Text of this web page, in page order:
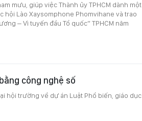
mưu, giúp việc Thành ủy TPHCM dành một
hội Lào Xaysomphone Phomvihane và trao
– Vì tuyến đầu Tổ quốc” TPHCM năm
công nghệ số
hội trường về dự án Luật Phổ biến, giáo dục